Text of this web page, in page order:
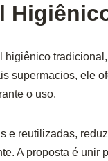
higiênico
supermacios, ele
o uso.
e reutilizadas,
A proposta é